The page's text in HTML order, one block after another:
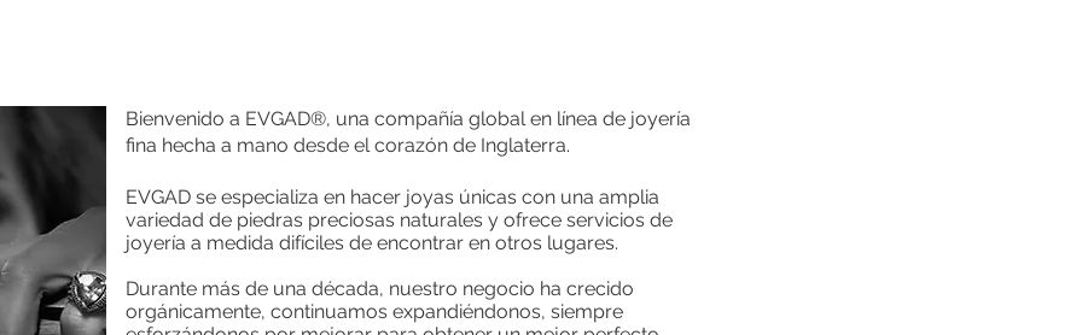
Bienvenido a EVGAD®, una compañía global en línea de joyería
fina hecha a mano desde el corazón de Inglaterra.
EVGAD se especializa en hacer joyas únicas con una amplia
variedad de piedras preciosas naturales y ofrece servicios de
joyería a medida difíciles de encontrar en otros lugares.
Durante más de una década, nuestro negocio ha crecido
orgánicamente, continuamos expandiéndonos, siempre